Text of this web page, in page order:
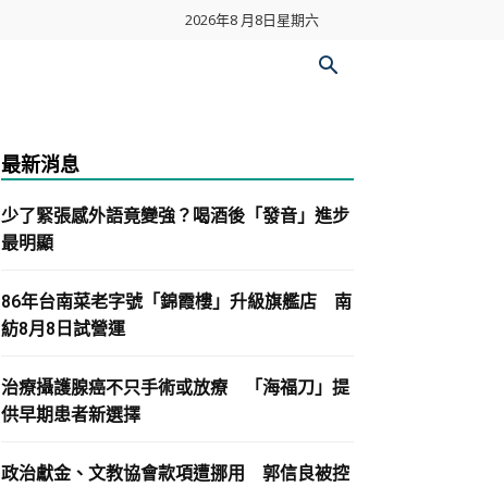
2026年8 月8日星期六
最新消息
少了緊張感外語竟變強？喝酒後「發音」進步
最明顯
86年台南菜老字號「錦霞樓」升級旗艦店 南
紡8月8日試營運
治療攝護腺癌不只手術或放療 「海福刀」提
供早期患者新選擇
政治獻金、文教協會款項遭挪用 郭信良被控